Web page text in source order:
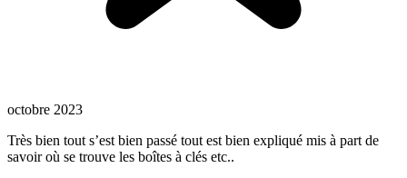
octobre 2023
Très bien tout s’est bien passé tout est bien expliqué mis à part de
savoir où se trouve les boîtes à clés etc..